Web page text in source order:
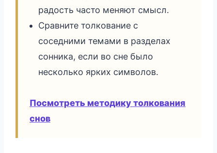
радость часто меняют смысл.
Сравните толкование с
соседними темами в разделах
сонника, если во сне было
несколько ярких символов.
Посмотреть методику толкования
снов